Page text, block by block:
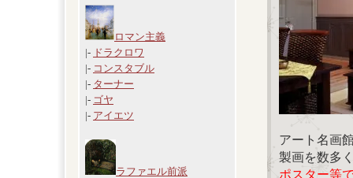
ロマン主義
|- ドラクロワ
|- コンスタブル
|- ターナー
|- ゴヤ
|- アイエツ
ラファエル前派
アート名画
製画を数多
ポスター等